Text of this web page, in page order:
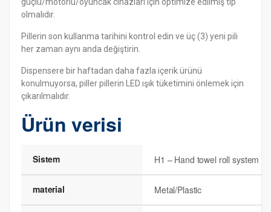
güçlü/motorlu/oyuncak cihazları için optimize edilmiş tip
olmalıdır.
Pillerin son kullanma tarihini kontrol edin ve üç (3) yeni pili
her zaman aynı anda değiştirin.
Dispensere bir haftadan daha fazla içerik ürünü
konulmuyorsa, piller pillerin LED ışık tüketimini önlemek için
çıkarılmalıdır.
Ürün verisi
Sistem H1 – Hand towel roll system
material Metal/Plastic